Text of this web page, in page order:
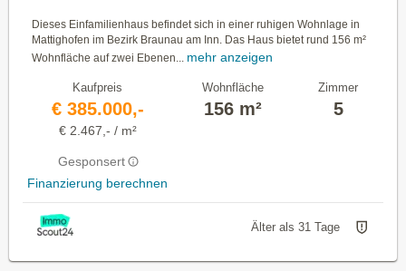
Dieses Einfamilienhaus befindet sich in einer ruhigen Wohnlage in
Mattighofen im Bezirk Braunau am Inn. Das Haus bietet rund 156 m²
Wohnfläche auf zwei Ebenen... mehr anzeigen
Kaufpreis
€ 385.000,-
€ 2.467,- / m²
Gesponsert
Finanzierung berechnen
Wohnfläche
156 m²
Zimmer
5
Älter als 31 Tage